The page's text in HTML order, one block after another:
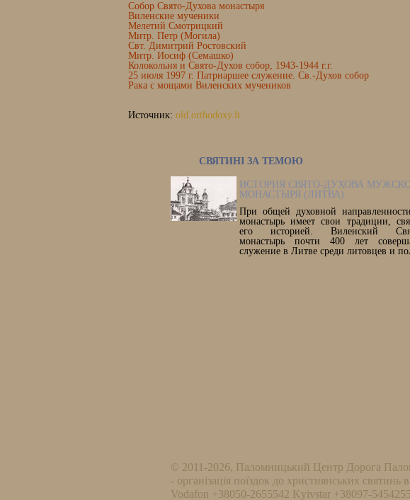
Собор Свято-Духова монастыря
Виленские мученики
Мелетий Смотрицкий
Митр. Петр (Могила)
Свт. Димитрий Ростовский
Митр. Иосиф (Семашко)
Колокольня и Свято-Духов собор, 1943-1944 г.г.
25 июля 1997 г. Патриаршее служение. Св.-Духов собор
Рака с мощами Виленских мучеников
Источник: old.orthodoxy.lt
СВЯТИНІ ЗА ТЕМОЮ
ИСТОРИЯ СВЯТО-ДУХОВА
МОНАСТЫРЯ (ЛИТВА)
При общей духовной
монастырь имеет свои традиции,
его историей. Виленский
монастырь почти 400 лет
служение в Литве среди литовцев и
© 2011-2026, Паломницький Центр Дорога
- організація поїздок до християнських святинь в
Vodafon +38050-2655542 Kyivstar +38097-5454255